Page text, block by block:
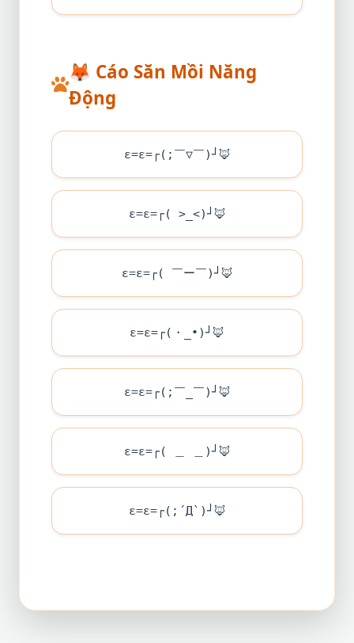
🦊 Cáo Săn Mồi Năng
Động
ε=ε=┌(;￣▽￣)┘ 🦊
ε=ε=┌( >_<)┘ 🦊
ε=ε=┌( ￣ー￣)┘ 🦊
ε=ε=┌(・_•)┘ 🦊
ε=ε=┌(;￣_￣)┘ 🦊
ε=ε=┌( ＿ ＿)┘ 🦊
ε=ε=┌(;´Д`)┘ 🦊